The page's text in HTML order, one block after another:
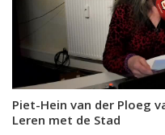
Piet-Hein van der Ploeg
Leren met de Stad